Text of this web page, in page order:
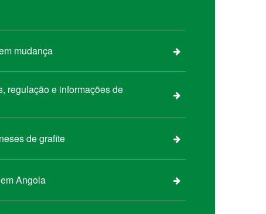
mudança
regulação e informações de
de grafite
Angola